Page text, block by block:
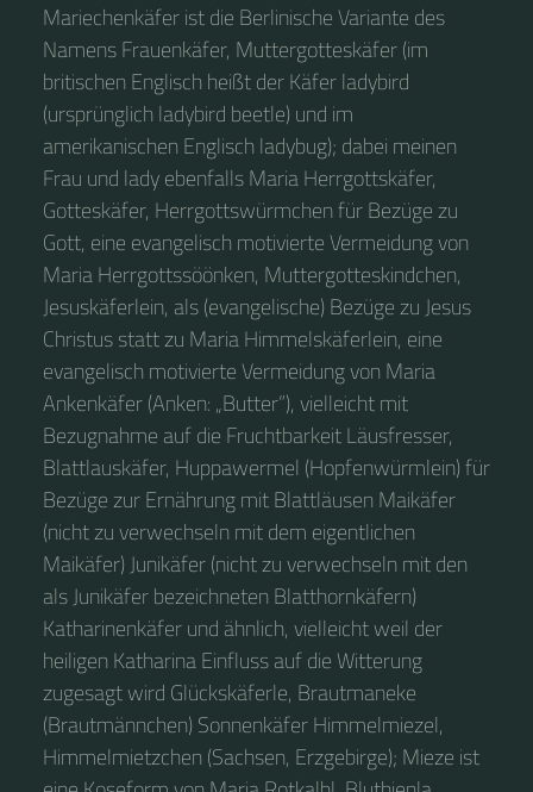
Mariechenkäfer ist die Berlinische Variante des
Namens Frauenkäfer, Muttergotteskäfer (im
britischen Englisch heißt der Käfer ladybird
(ursprünglich ladybird beetle) und im
amerikanischen Englisch ladybug); dabei meinen
Frau und lady ebenfalls Maria Herrgottskäfer,
Gotteskäfer, Herrgottswürmchen für Bezüge zu
Gott, eine evangelisch motivierte Vermeidung von
Maria Herrgottssöönken, Muttergotteskindchen,
Jesuskäferlein, als (evangelische) Bezüge zu Jesus
Christus statt zu Maria Himmelskäferlein, eine
evangelisch motivierte Vermeidung von Maria
Ankenkäfer (Anken: „Butter“), vielleicht mit
Bezugnahme auf die Fruchtbarkeit Läusfresser,
Blattlauskäfer, Huppawermel (Hopfenwürmlein) für
Bezüge zur Ernährung mit Blattläusen Maikäfer
(nicht zu verwechseln mit dem eigentlichen
Maikäfer) Junikäfer (nicht zu verwechseln mit den
als Junikäfer bezeichneten Blatthornkäfern)
Katharinenkäfer und ähnlich, vielleicht weil der
heiligen Katharina Einfluss auf die Witterung
zugesagt wird Glückskäferle, Brautmaneke
(Brautmännchen) Sonnenkäfer Himmelmiezel,
Himmelmietzchen (Sachsen, Erzgebirge); Mieze ist